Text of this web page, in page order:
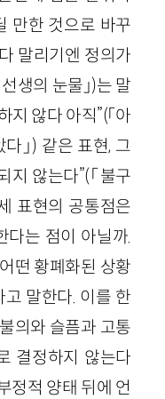
만한 것으로 바꾸
말리기엔 정의가
생의 눈물」)는 말
지 않다 아직”(「아
」) 같은 표현, 그
지 않는다”(「불구
표현의 공통점은
다는 점이 아닐까.
떤 황폐화된 상황
말한다. 이를 한
의와 슬픔과 고통
결정하지 않는다
정적 양태 뒤에 언